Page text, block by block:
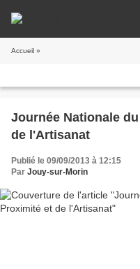
Accueil »
Journée Nationale
de l'Artisanat
Publié le 09/09/2013 à 12:15
Par Jouy-sur-Morin